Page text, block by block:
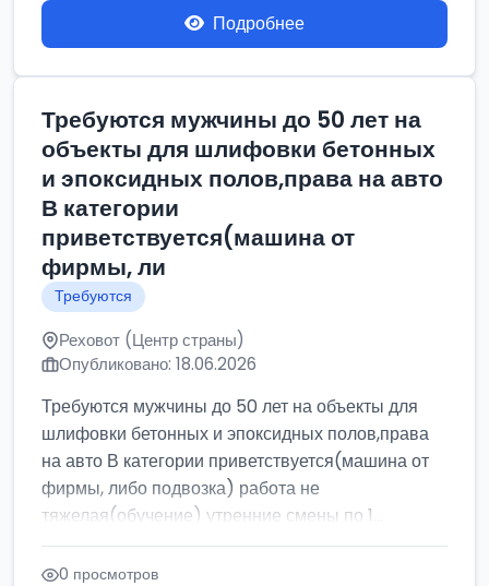
Подробнее
Требуются мужчины до 50 лет на
объекты для шлифовки бетонных
и эпоксидных полов,права на авто
В категории
приветствуется(машина от
фирмы, ли
Требуются
Реховот (Центр страны)
Опубликовано: 18.06.2026
Требуются мужчины до 50 лет на объекты для
шлифовки бетонных и эпоксидных полов,права
на авто В категории приветствуется(машина от
фирмы, либо подвозка) работа не
тяжелая(обучение) утренние смены по 1...
0 просмотров